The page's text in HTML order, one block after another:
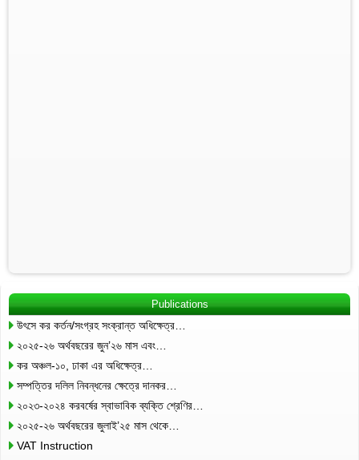
Publications
উৎসে কর কর্তন/সংগ্রহ সংক্রান্ত অধিক্ষেত্র…
২০২৫-২৬ অর্থবছরের জুন’২৬ মাস এবং…
কর অঞ্চল-১০, ঢাকা এর অধিক্ষেত্র…
সম্পত্তির দলিল নিবন্ধনের ক্ষেত্রে দানকর…
২০২৩-২০২৪ করবর্ষের স্বাভাবিক ব্যক্তি শ্রেণির…
২০২৫-২৬ অর্থবছরের জুলাই’২৫ মাস থেকে…
VAT Instruction